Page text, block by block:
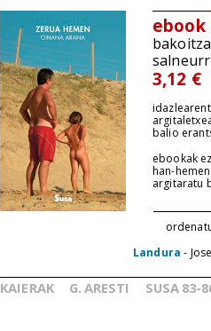
ebook
3,12 €
balio
ebookak
han-
argitaratu
Landura -
KAIERAK G. ARESTI SUSA 83-